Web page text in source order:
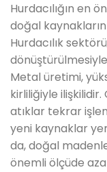
Hurdacılığın en
doğal kaynakların
Hurdacılık
Metal üretimi,
kirliliğiyle
atıklar tekrar
yeni kaynaklar
da, doğal
önemli ölçüde